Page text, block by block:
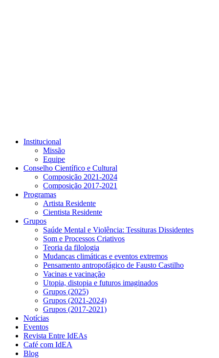
Institucional
Missão
Equipe
Conselho Científico e Cultural
Composição 2021-2024
Composição 2017-2021
Programas
Artista Residente
Cientista Residente
Grupos
Saúde Mental e Violência: Tessituras Dissidentes
Som e Processos Criativos
Teoria da filologia
Mudanças climáticas e eventos extremos
Pensamento antropofágico de Fausto Castilho
Vacinas e vacinação
Utopia, distopia e futuros imaginados
Grupos (2025)
Grupos (2021-2024)
Grupos (2017-2021)
Notícias
Eventos
Revista Entre IdEAs
Café com IdEA
Blog